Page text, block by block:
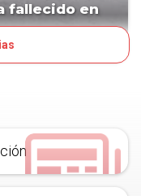
fallecido en